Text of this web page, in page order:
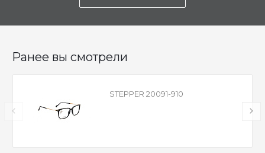
Ранее вы смотрели
STEPPER 20091-910